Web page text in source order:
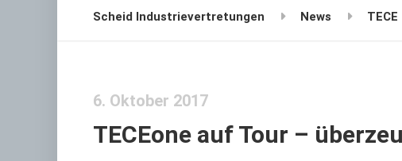
Scheid Industrievertretungen News TECE
6. Oktober 2017
TECEone auf Tour –